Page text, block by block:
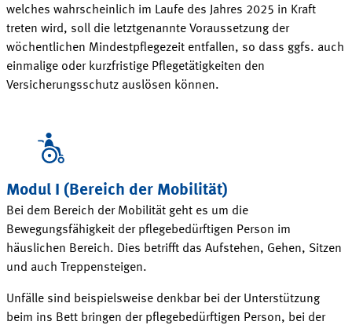
welches wahrscheinlich im Laufe des Jahres 2025 in Kraft
treten wird, soll die letztgenannte Voraussetzung der
wöchentlichen Mindestpflegezeit entfallen, so dass ggfs. auch
einmalige oder kurzfristige Pflegetätigkeiten den
Versicherungsschutz auslösen können.
Modul I (Bereich der Mobilität)
Bei dem Bereich der Mobilität geht es um die
Bewegungsfähigkeit der pflegebedürftigen Person im
häuslichen Bereich. Dies betrifft das Aufstehen, Gehen, Sitzen
und auch
Treppensteigen.
Unfälle sind beispielsweise denkbar bei der Unterstützung
beim ins Bett bringen der pflegebedürftigen Person, bei der